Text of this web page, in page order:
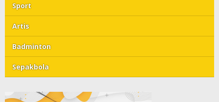
Sport
Artis
Badminton
Sepakbola